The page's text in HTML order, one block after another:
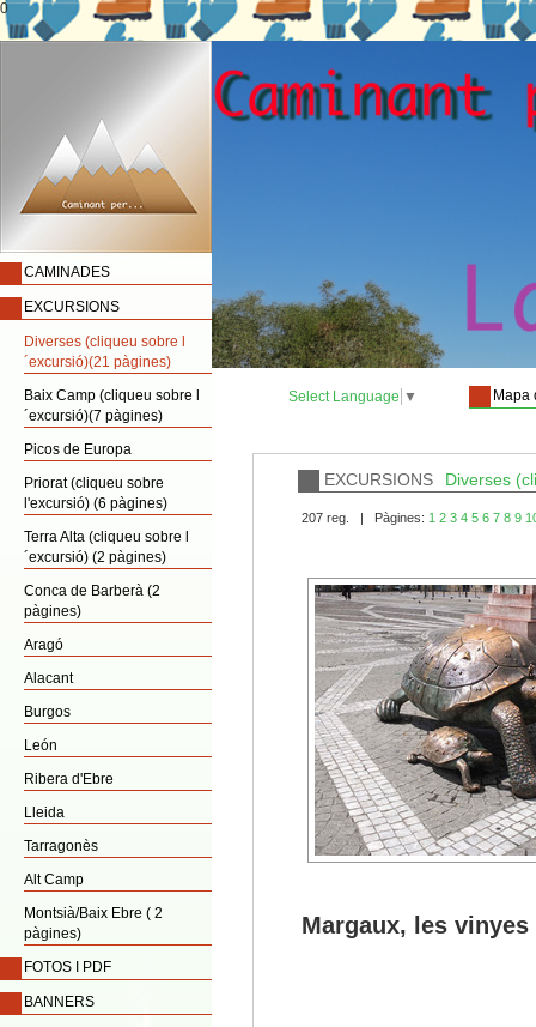
0
CAMINADES
EXCURSIONS
Diverses (cliqueu sobre l
´excursió)(21 pàgines)
Baix Camp (cliqueu sobre l
´excursió)(7 pàgines)
Picos de Europa
Priorat (cliqueu sobre
l'excursió) (6 pàgines)
Terra Alta (cliqueu sobre l
´excursió) (2 pàgines)
Conca de Barberà (2
pàgines)
Aragó
Alacant
Burgos
León
Ribera d'Ebre
Lleida
Tarragonès
Alt Camp
Montsià/Baix Ebre ( 2
pàgines)
FOTOS I PDF
BANNERS
Select Language ▼ Mapa
EXCURSIONS Diverses
207 reg. | Pàgines: 1 2 3 4 5 6 7 8 9
Margaux, les